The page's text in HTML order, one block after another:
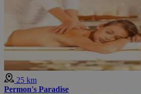
25 km
Permon's Paradise